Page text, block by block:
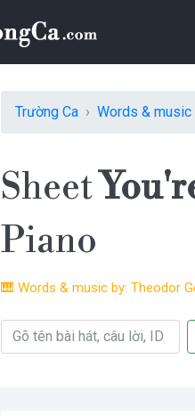
Trường Ca Words & music
Sheet
Piano
🎹 Words & music by: Theodor